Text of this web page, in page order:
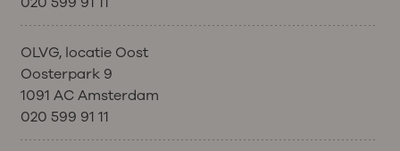
OLVG, locatie Oost
Oosterpark 9
1091 AC Amsterdam
020 599 91 11